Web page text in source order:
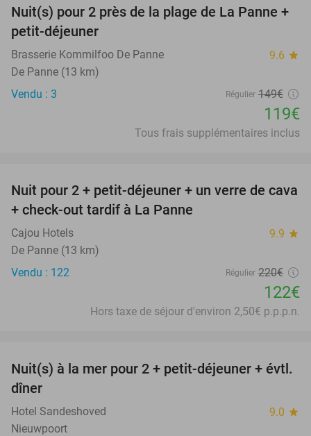
20%
Nuit(s) pour 2 près de la plage de La Panne +
petit-déjeuner
Brasserie Kommilfoo De Panne 9.6 star
De Panne (13 km)
Vendu : 3
Régulier 149€
119€
Tous frais supplémentaires inclus
45%
Nuit pour 2 + petit-déjeuner + un verre de cava
+ check-out tardif à La Panne
Cajou Hotels 9.9 star
De Panne (13 km)
Vendu : 122
Régulier 220€
122€
Hors taxe de séjour d'environ 2,50€ p.p.p.n.
33%
Nuit(s) à la mer pour 2 + petit-déjeuner + évtl.
dîner
Hotel Sandeshoved 9.0 star
Nieuwpoort